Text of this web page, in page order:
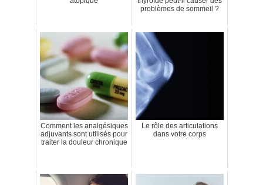
problèmes de sommeil ?
Comment les analgésiques
adjuvants sont utilisés pour
traiter la douleur chronique
Le rôle des articulations
dans votre corps